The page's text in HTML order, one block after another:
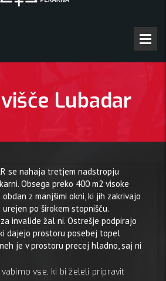
Lubadar
se nahaja tretjem nadstropju
Obsega preko 400 m2 visoke
z manjšimi okni, ki jih zakrivajo
po širokem stopnišču.
invalide žal ni. Ostrešje podpirajo
dajejo prostoru posebej topel
je v prostoru precej hladno, saj ni
vse, ki bi želeli pripravit